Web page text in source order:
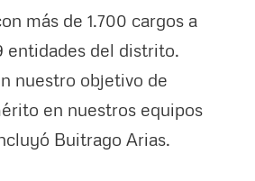
más de 1.700 cargos a
entidades del distrito.
nuestro objetivo de
en nuestros equipos
Buitrago Arias.